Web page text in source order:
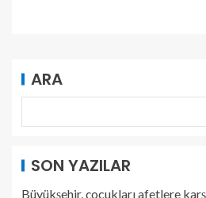
ARA
SON YAZILAR
Büyükşehir, çocukları afetlere